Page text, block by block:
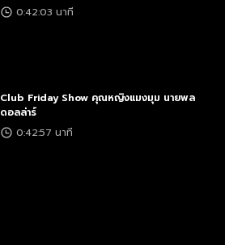
0:42:03 นาที
Club Friday Show คุณหญิงแมงมุม นายพล
ดอลล่าร์
0:42:57 นาที